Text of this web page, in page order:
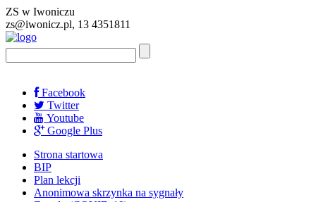
ZS w Iwoniczu
zs@iwonicz.pl, 13 4351811
Facebook
Twitter
Youtube
Google Plus
Strona startowa
BIP
Plan lekcji
Anonimowa skrzynka na sygnały